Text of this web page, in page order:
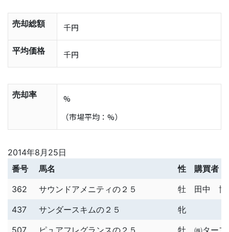
売却総額 千円
平均価格 千円
売却率
%
（市場平均：%）
2014年8月25日
番号
馬名 性
購買者
362
サウンドアメニティの２５ 牡
田中 博
437
サンダースキムの２５
牝
507
ピュアフレグランスの２５ 牡
㈱ター